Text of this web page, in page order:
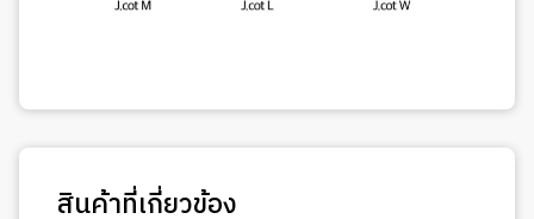
สินค้าที่เกี่ยวข้อง